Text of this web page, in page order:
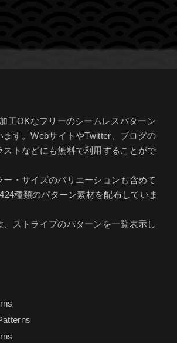
工OKなフリーのシームレスパターン
ます。WebサイトやTwitter、ブログの
ストなどにも無料で利用することがで
・サイズのバリエーションも含めて
種類のパターン素材を配布していま
ストライプのパターンを一覧表示し